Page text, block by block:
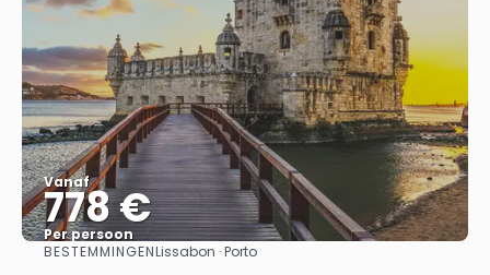
Vanaf
778 €
Per persoon
Bekijk
BESTEMMINGENLissabon · Porto